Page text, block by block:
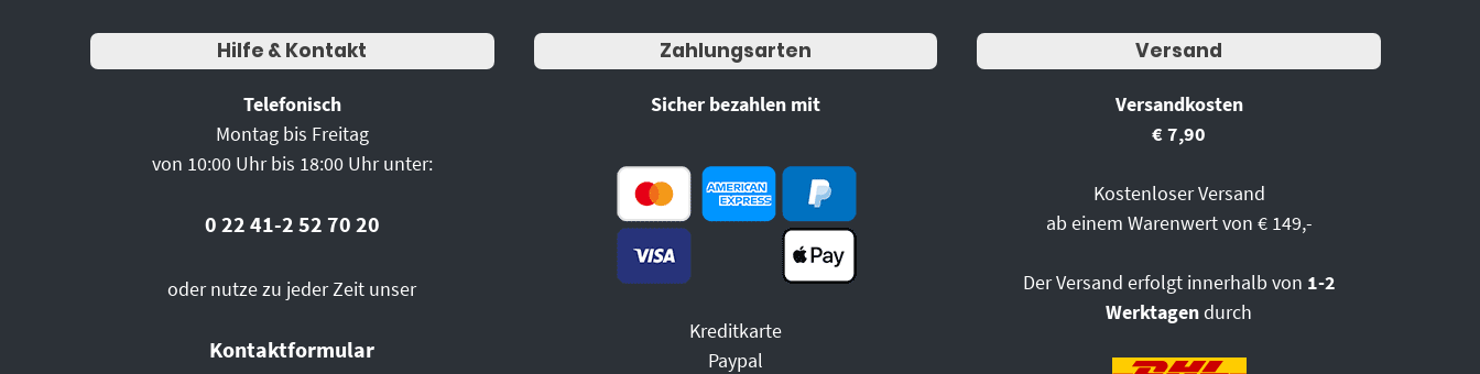
Hilfe & Kontakt
Telefonisch
Montag bis Freitag
von 10:00 Uhr bis 18:00 Uhr unter:
0 22 41-2 52 70 20
oder nutze zu jeder Zeit unser
Kontaktformular
Zahlungsarten
Sicher bezahlen mit
Kreditkarte
Paypal
Versand
Versandkosten
€ 7,90
Kostenloser Versand
ab einem Warenwert von € 149,-
Der Versand erfolgt innerhalb von 1-2
Werktagendurch